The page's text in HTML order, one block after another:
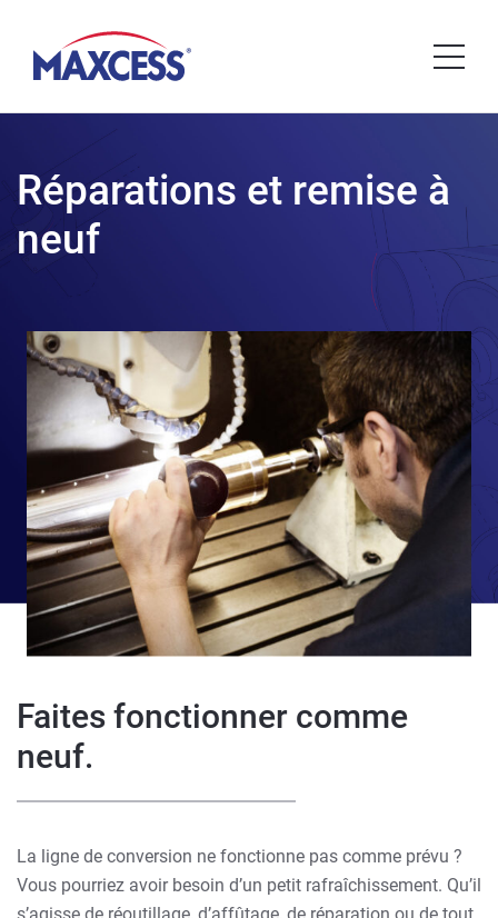
Réparations et remise à
neuf
Faites fonctionner comme
neuf.
La ligne de conversion ne fonctionne pas comme prévu ?
Vous pourriez avoir besoin d’un petit rafraîchissement. Qu’il